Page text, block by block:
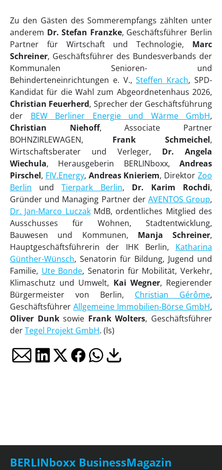
Zu den Gästen des Sommerempfangs zählten unter
anderem Dr. Stefan Franzke, Geschäftsführer Berlin
Partner für Wirtschaft und Technologie, Marc
Schreiner, Geschäftsführer des Bundesverbands der
Kommunalen Senioren- und
Behinderteneinrichtungen e. V.,Steffen Krach, SPD-
Kandidat für die Wahl zum Abgeordnetenhaus 2026,
Christian Feuerherd, Sprecher der Geschäftsführung
der BEW Berliner Energie und Wärme GmbH,
Christian Niehoff, Associate Partner
BOHNZIRLEWAGEN, Frank Schmeichel,
Wirtschaftsberater und Verleger, Dr. Angela
Wiechula, Herausgeberin BERLINboxx, Andreas
Pirschel, FIV.Energy, Andreas Knieriem, DirektorZoo
Berlin undTierpark Berlin, Dr. Karim Rochdi,
Gründer und Managing Partner der AVENTOS Group,
Dr. Jan-Marco Luczak MdB, ordentliches Mitglied des
Ausschusses für Wohnen, Stadtentwicklung,
Bauwesen und Kommunen, Manja Schreiner,
Hauptgeschäftsführerin der IHK Berlin, Katharina
Günther-Wünsch, Senatorin für Bildung, Jugend und
Familie, Ute Bonde, Senatorin für Mobilität, Verkehr,
Klimaschutz und Umwelt, Kai Wegner, Regierender
Bürgermeister von Berlin, Christian Gérôme,
Geschäftsführer Allgemeine Immobilien-Börse GmbH,
Oliver Dunksowie Frank Wolters, Geschäftsführer
derTegel Projekt GmbH. (ls)
BERLINboxx BusinessMagazin